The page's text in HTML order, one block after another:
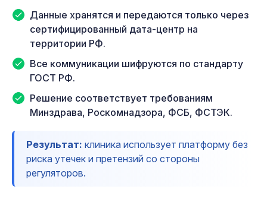
Данные хранятся и передаются только через
сертифицированный дата-центр на
территории РФ.
Все коммуникации шифруются по стандарту
ГОСТ РФ.
Решение соответствует требованиям
Минздрава, Роскомнадзора, ФСБ, ФСТЭК.
Результат: клиника использует платформу без
риска утечек и претензий со стороны
регуляторов.